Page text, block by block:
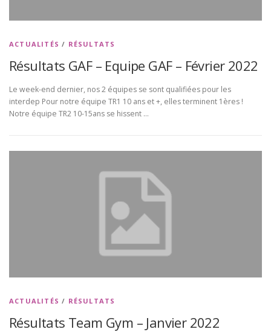
ACTUALITÉS / RÉSULTATS
Résultats GAF – Equipe GAF – Février 2022
Le week-end dernier, nos 2 équipes se sont qualifiées pour les
interdep Pour notre équipe TR1 10 ans et +, elles terminent 1ères !
Notre équipe TR2 10-15ans se hissent …
ACTUALITÉS / RÉSULTATS
Résultats Team Gym – Janvier 2022